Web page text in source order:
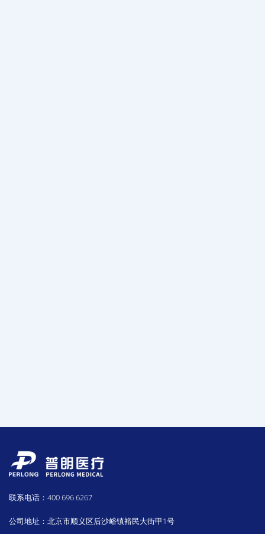
联系电话：400 696 6267
公司地址：北京市顺义区后沙峪镇裕民大街甲1号